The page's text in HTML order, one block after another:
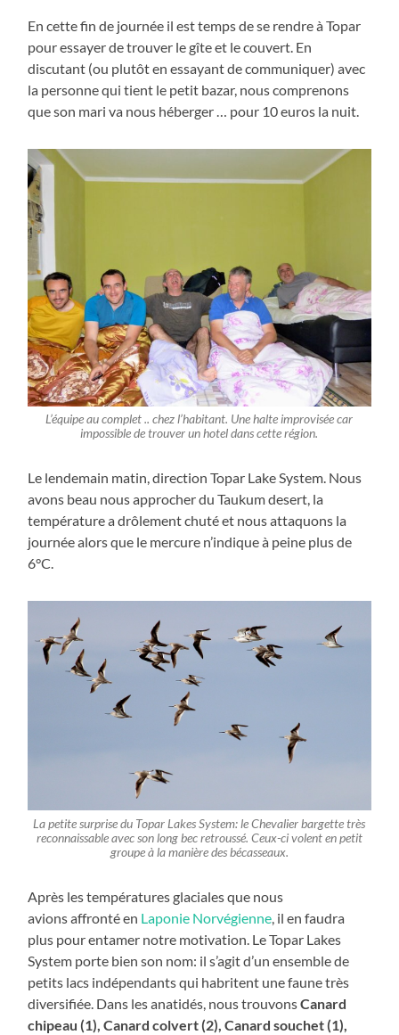
En cette fin de journée il est temps de se rendre à Topar
pour essayer de trouver le gîte et le couvert. En
discutant (ou plutôt en essayant de communiquer) avec
la personne qui tient le petit bazar, nous comprenons
que son mari va nous héberger … pour 10 euros la nuit.
L’équipe au complet .. chez l’habitant. Une halte improvisée car
impossible de trouver un hotel dans cette région.
Le lendemain matin, direction Topar Lake System. Nous
avons beau nous approcher du Taukum desert, la
température a drôlement chuté et nous attaquons la
journée alors que le mercure n’indique à peine plus de
6°C.
La petite surprise du Topar Lakes System: le Chevalier bargette très
reconnaissable avec son long bec retroussé. Ceux-ci volent en petit
groupe à la manière des bécasseaux.
Après les températures glaciales que nous
avions affronté en Laponie Norvégienne, il en faudra
plus pour entamer notre motivation. Le Topar Lakes
System porte bien son nom: il s’agit d’un ensemble de
petits lacs indépendants qui habritent une faune très
diversifiée. Dans les anatidés, nous trouvonsCanard
chipeau (1), Canard colvert (2), Canard souchet (1),